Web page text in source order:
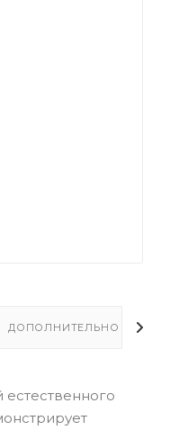
ДОПОЛНИТЕЛЬНО
естественного